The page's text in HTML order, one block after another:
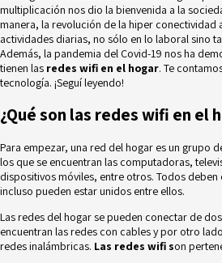
multiplicación nos dio la bienvenida a la
manera, la revolución de la hiper conectividad
actividades diarias, no sólo en lo laboral sino
Además, la pandemia del Covid-19 nos ha
tienen las redes wifi en el hogar. Te
tecnología. ¡Seguí leyendo!
¿Qué son las redes wifi en el
Para empezar, una red del hogar es un grupo
los que se encuentran las computadoras,
dispositivos móviles, entre otros. Todos
incluso pueden estar unidos entre ellos.
Las redes del hogar se pueden conectar de
encuentran las redes con cables y por otro
redes inalámbricas. Las redes wifi son